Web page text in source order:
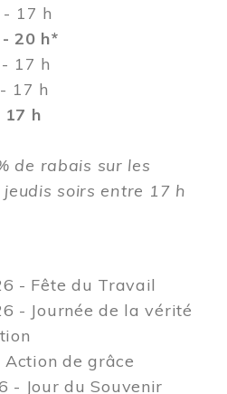
17 h
20 h*
17 h
h
h
de rabais sur les
soirs entre 17 h
- Fête du Travail
- Journée de la vérité
de grâce
- Jour du Souvenir